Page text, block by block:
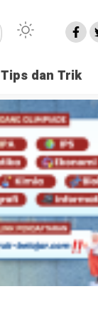
Tips dan Trik